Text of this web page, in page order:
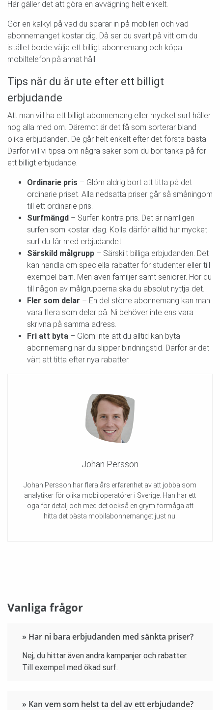
Här gäller det att göra en avvägning helt enkelt.
Gör en kalkyl på vad du sparar in på mobilen och vad
abonnemanget kostar dig. Då ser du svart på vitt om du
istället borde välja ett billigt abonnemang och köpa
mobiltelefon på annat håll.
Tips när du är ute efter ett billigt
erbjudande
Att man vill ha ett billigt abonnemang eller mycket surf håller
nog alla med om. Däremot är det få som sorterar bland
olika erbjudanden. De går helt enkelt efter det första bästa.
Därför vill vi tipsa om några saker som du bör tänka på för
ett billigt erbjudande.
Ordinarie pris – Glöm aldrig bort att titta på det
ordinarie priset. Alla nedsatta priser går så småningom
till ett ordinarie pris.
Surfmängd – Surfen kontra pris. Det är nämligen
surfen som kostar idag. Kolla därför alltid hur mycket
surf du får med erbjudandet.
Särskild målgrupp – Särskilt billiga erbjudanden. Det
kan handla om speciella rabatter för studenter eller till
exempel barn. Men även familjer samt seniorer. Hör du
till någon av målgrupperna ska du absolut nyttja det.
Fler som delar – En del större abonnemang kan man
vara flera som delar på. Ni behöver inte ens vara
skrivna på samma adress.
Fri att byta – Glöm inte att du alltid kan byta
abonnemang när du slipper bindningstid. Därför är det
värt att titta efter nya rabatter.
Johan Persson
Johan Persson har flera års erfarenhet av att jobba som
analytiker för olika mobiloperatörer i Sverige. Han har ett
öga för detalj och med det också en grym förmåga att
hitta det bästa mobilabonnemanget just nu.
Vanliga frågor
» Har ni bara erbjudanden med sänkta priser?
Nej, du hittar även andra kampanjer och rabatter.
Till exempel med ökad surf.
» Kan vem som helst ta del av ett erbjudande?